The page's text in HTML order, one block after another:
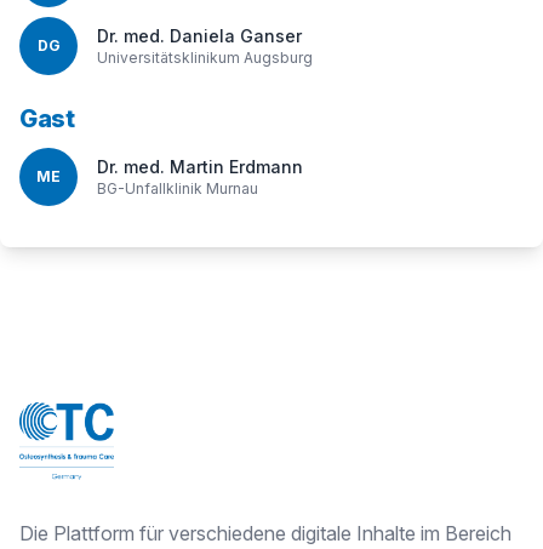
DG Dr. med. Daniela Ganser
Universitätsklinikum Augsburg
Gast
ME Dr. med. Martin Erdmann
BG-Unfallklinik Murnau
Die Plattform für verschiedene digitale Inhalte im Bereich